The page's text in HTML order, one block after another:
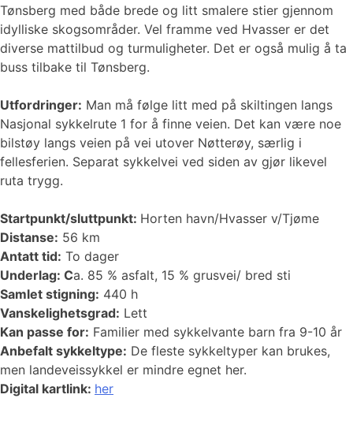
Tønsberg med både brede og litt smalere stier gjennom
idylliske skogsområder. Vel framme ved Hvasser er det
diverse mattilbud og turmuligheter. Det er også mulig å ta
buss tilbake til Tønsberg.
Utfordringer: Man må følge litt med på skiltingen langs
Nasjonal sykkelrute 1 for å finne veien. Det kan være noe
bilstøy langs veien på vei utover Nøtterøy, særlig i
fellesferien. Separat sykkelvei ved siden av gjør likevel
ruta trygg.
Startpunkt/sluttpunkt: Horten havn/Hvasser v/Tjøme
Distanse: 56 km
Antatt tid: To dager
Underlag: Ca. 85 % asfalt, 15 % grusvei/ bred sti
Samlet stigning: 440 h
Vanskelighetsgrad: Lett
Kan passe for: Familier med sykkelvante barn fra 9-10 år
Anbefalt sykkeltype: De fleste sykkeltyper kan brukes,
men landeveissykkel er mindre egnet her.
Digital kartlink: her